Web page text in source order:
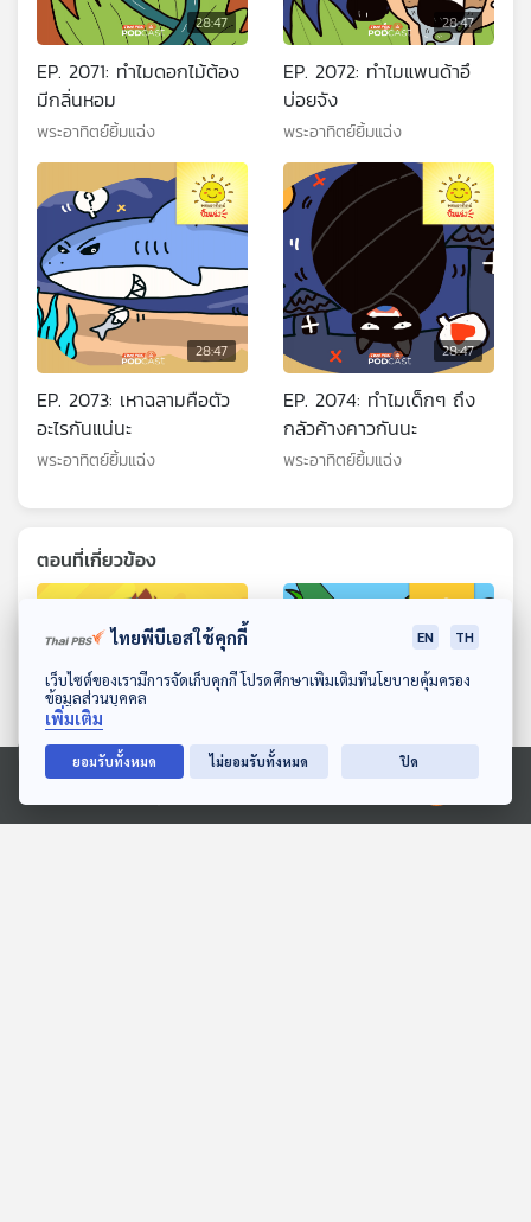
ดาวน์โหลด Thai PBS Podcast Application
Ⓒ 2020 องค์การกระจายเสียงและแพร่ภาพสาธารณะแห่งประเทศไทย
28:47
EP. 2071: ทำไมดอกไม้ต้อง
มีกลิ่นหอม
พระอาทิตย์ยิ้มแฉ่ง
28:47
EP. 2072: ทำไมแพนด้าอึ
บ่อยจัง
พระอาทิตย์ยิ้มแฉ่ง
28:47
EP. 2073: เหาฉลามคือตัว
อะไรกันแน่นะ
พระอาทิตย์ยิ้มแฉ่ง
28:47
EP. 2074: ทำไมเด็กๆ ถึง
กลัวค้างคาวกันนะ
พระอาทิตย์ยิ้มแฉ่ง
ตอนที่เกี่ยวข้อง
28:47
EP. 146: ธัญชนก สุวรรณ
EP. 224: แมลงดานา แมลง
ไทยพีบีเอสใช้คุกกี้ EN TH
เว็บไซต์ของเรามีการจัดเก็บคุกกี้ โปรดศึกษาเพิ่มเติมที่นโยบายคุ้มครอง
ข้อมูลส่วนบุคคล
เพิ่มเติม
ยอมรับทั้งหมด ไม่ยอมรับทั้งหมด ปิด